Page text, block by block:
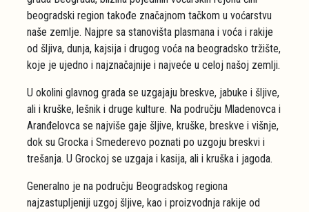
beogradski region takođe značajnom tačkom u voćarstvu
naše zemlje. Najpre sa stanovišta plasmana i voća i rakije
od šljiva, dunja, kajsija i drugog voća na beogradsko tržište,
koje je ujedno i najznačajnije i najveće u celoj našoj zemlji.
U okolini glavnog grada se uzgajaju breskve, jabuke i šljive,
ali i kruške, lešnik i druge kulture. Na području Mladenovca i
Aranđelovca se najviše gaje šljive, kruške, breskve i višnje,
dok su Grocka i Smederevo poznati po uzgoju breskvi i
trešanja. U Grockoj se uzgaja i kasija, ali i kruška i jagoda.
Generalno je na području Beogradskog regiona
najzastupljeniji uzgoj šljive, kao i proizvodnja rakije od